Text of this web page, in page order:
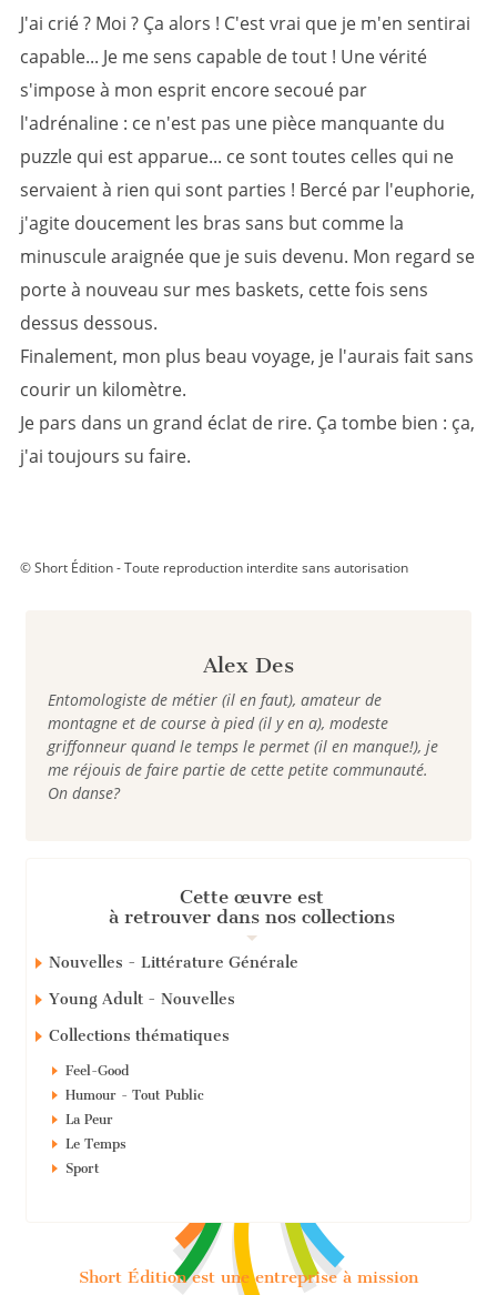
Alex Des
Entomologiste de métier (il en faut), amateur de
montagne et de course à pied (il y en a), modeste
griffonneur quand le temps le permet (il en manque!), je
me réjouis de faire partie de cette petite communauté.
On danse?
Cette œuvre est
à retrouver dans nos collections
Nouvelles - Littérature Générale
Young Adult - Nouvelles
Collections thématiques
Feel-Good
Humour - Tout Public
La Peur
Le Temps
Sport
J'ai crié ? Moi ? Ça alors ! C'est vrai que je m'en sentirai
capable... Je me sens capable de tout ! Une vérité
s'impose à mon esprit encore secoué par
l'adrénaline : ce n'est pas une pièce manquante du
puzzle qui est apparue... ce sont toutes celles qui ne
servaient à rien qui sont parties ! Bercé par l'euphorie,
j'agite doucement les bras sans but comme la
minuscule araignée que je suis devenu. Mon regard se
porte à nouveau sur mes baskets, cette fois sens
dessus dessous.
Finalement, mon plus beau voyage, je l'aurais fait sans
courir un kilomètre.
Je pars dans un grand éclat de rire. Ça tombe bien : ça,
j'ai toujours su faire.
© Short Édition - Toute reproduction interdite sans autorisation
Short Édition est une entreprise à mission